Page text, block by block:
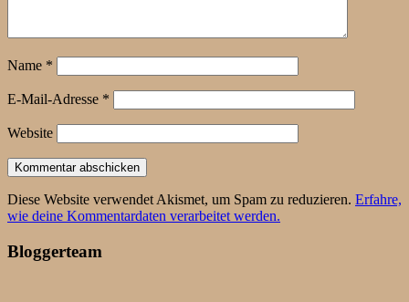
Name *
E-Mail-Adresse *
Website
Diese Website verwendet Akismet, um Spam zu reduzieren. Erfahre,
wie deine Kommentardaten verarbeitet werden.
Bloggerteam